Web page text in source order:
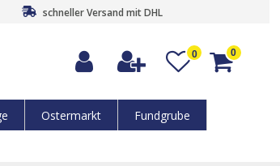
schneller Versand mit DHL
0 0
Ostermarkt
Fundgrube